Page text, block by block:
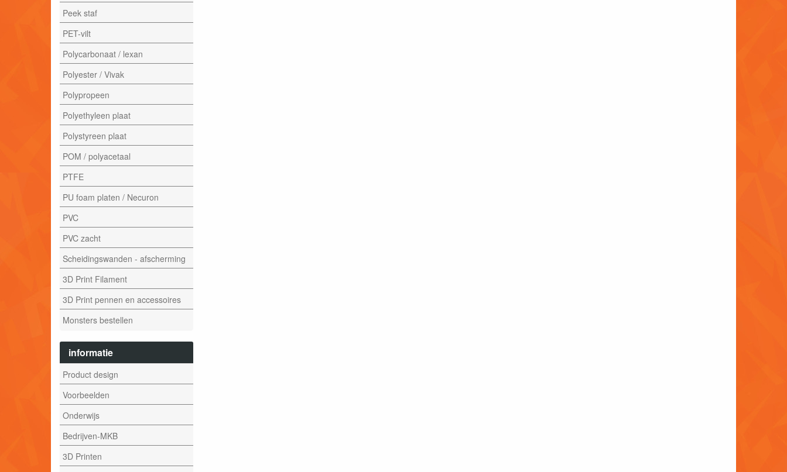
Peek staf
PET-vilt
Polycarbonaat / lexan
Polyester / Vivak
Polypropeen
Polyethyleen plaat
Polystyreen plaat
POM / polyacetaal
PTFE
PU foam platen / Necuron
PVC
PVC zacht
Scheidingswanden - afscherming
3D Print Filament
3D Print pennen en accessoires
Monsters bestellen
informatie
Product design
Voorbeelden
Onderwijs
Bedrijven-MKB
3D Printen